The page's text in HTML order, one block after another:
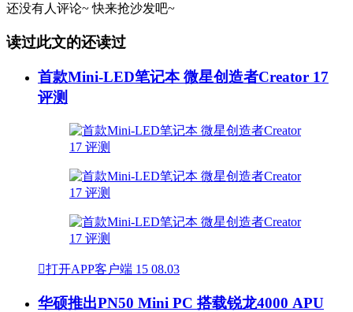
还没有人评论~ 快来抢沙发吧~
读过此文的还读过
首款Mini-LED笔记本 微星创造者Creator 17
评测
打开APP客户端 15 08.03
华硕推出PN50 Mini PC 搭载锐龙4000 APU